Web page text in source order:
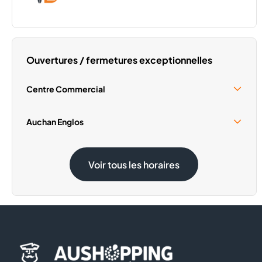
Ouvertures / fermetures exceptionnelles
Centre Commercial
Samedi 15 Août
Auchan Englos
Samedi 15 Août
08:30 - 20:00
Dimanche 1 Novembre
Voir tous les horaires